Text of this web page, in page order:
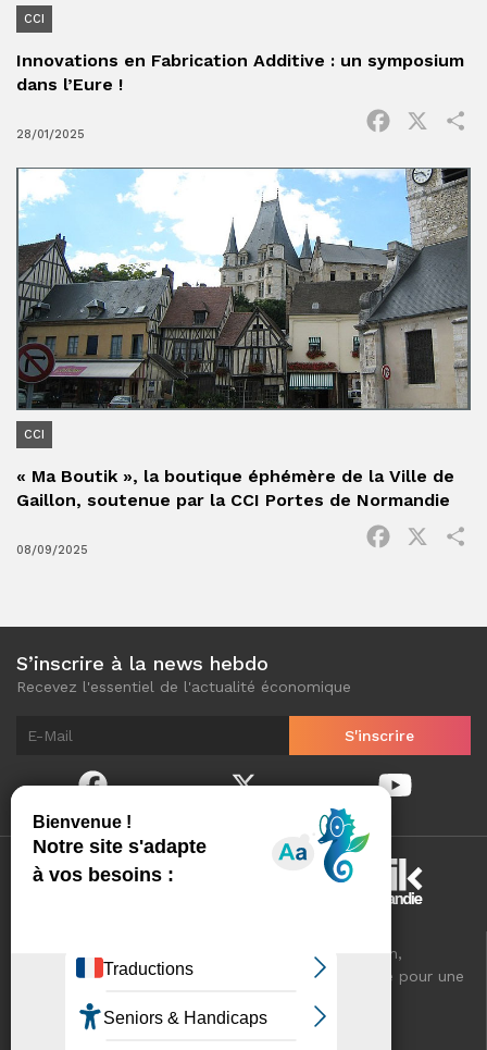
CCI
Innovations en Fabrication Additive : un symposium
dans l’Eure !
28/01/2025
Facebook
CCI
« Ma Boutik », la boutique éphémère de la Ville de
Gaillon, soutenue par la CCI Portes de Normandie
08/09/2025
Facebook
S’inscrire à la news hebdo
Recevez l'essentiel de l'actualité économique
Normandinamik sélectionne pour vous, au quotidien,
l'essentiel de l'actualité économique de Normandie pour une